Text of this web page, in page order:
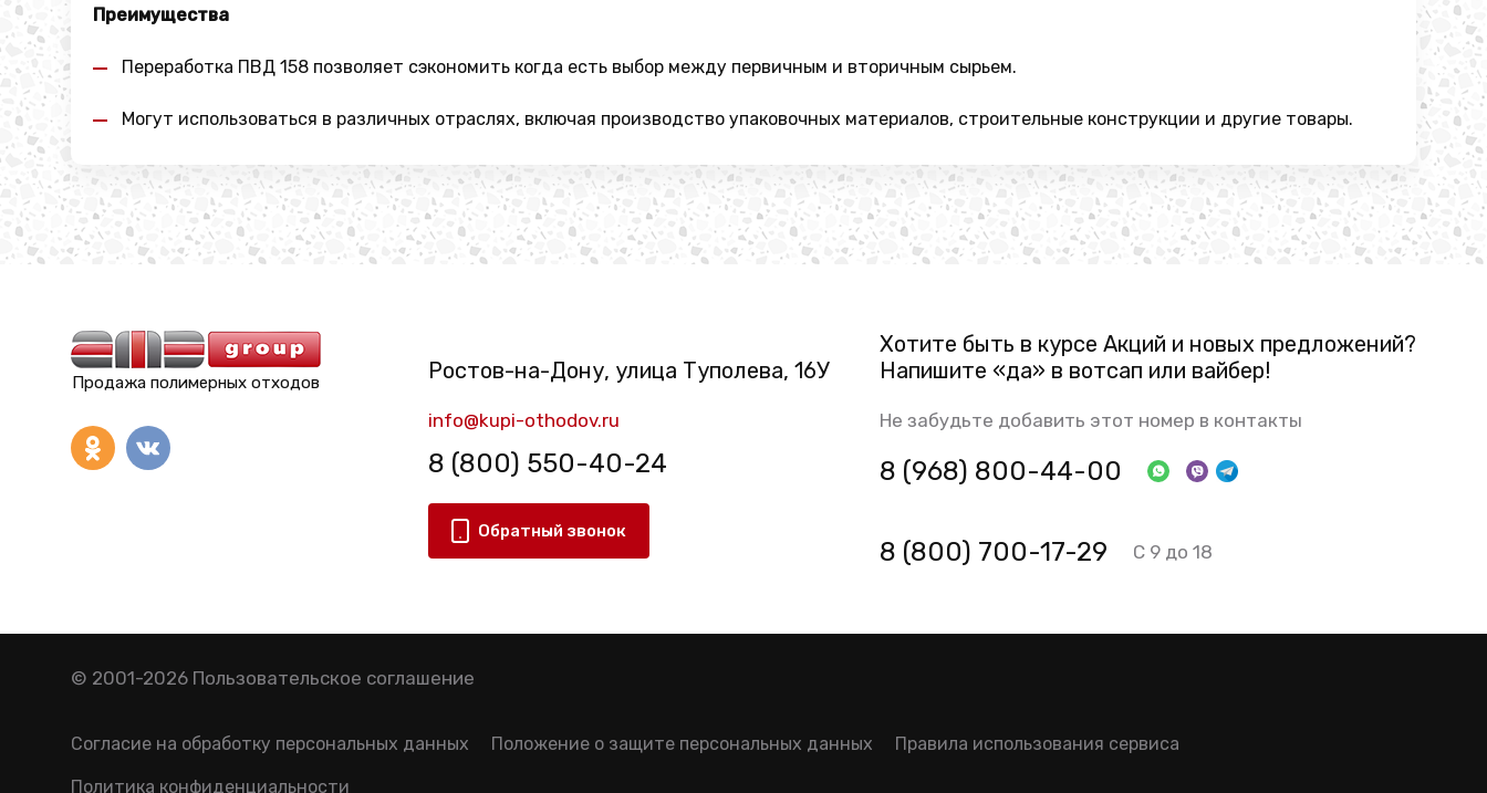
Преимущества
Переработка ПВД 158 позволяет сэкономить когда есть выбор между первичным и вторичным сырьем.
Могут использоваться в различных отраслях, включая производство упаковочных материалов, строительные конструкции и другие товары.
Продажа полимерных отходов Ростов-на-Дону, улица Туполева, 16У
info@kupi-othodov.ru
8 (800) 550-40-24
Обратный звонок
Хотите быть в курсе Акций и новых предложений?
Напишите «да» в вотсап или вайбер!
Не забудьте добавить этот номер в контакты
8 (968) 800-44-00
8 (800) 700-17-29 С 9 до 18
© 2001-2026 Пользовательское соглашение
Согласие на обработку персональных данных Положение о защите персональных данных Правила использования сервиса
Политика конфиденциальности